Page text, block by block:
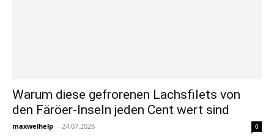
Warum diese gefrorenen Lachsfilets von
den Färöer-Inseln jeden Cent wert sind
maxwelhelp - 24.07.2026 0